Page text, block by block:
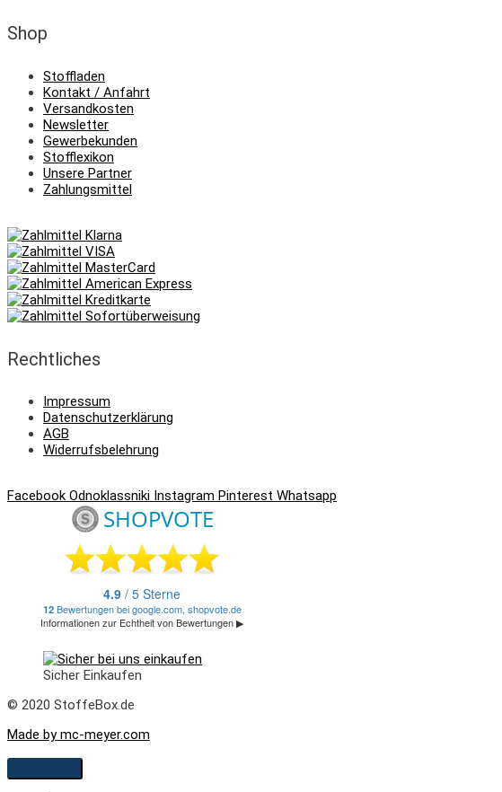
Shop
Stoffladen
Kontakt / Anfahrt
Versandkosten
Newsletter
Gewerbekunden
Stofflexikon
Unsere Partner
Zahlungsmittel
Rechtliches
Impressum
Datenschutzerklärung
AGB
Widerrufsbelehrung
Facebook Odnoklassniki Instagram Pinterest Whatsapp
Sicher Einkaufen
© 2020 StoffeBox.de
Made by mc-meyer.com